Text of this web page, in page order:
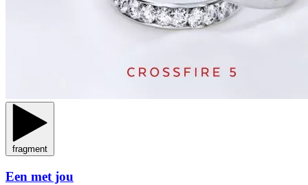
fragment
Een met jou